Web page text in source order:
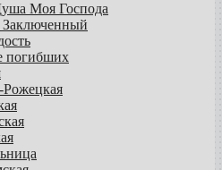
Моя Господа
Заключенный
погибших